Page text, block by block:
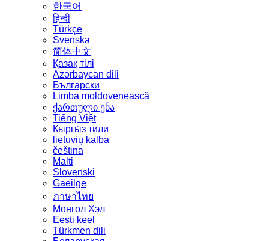
한국어
हिन्दी
Türkçe
Svenska
简体中文
Қазақ тілі
Azərbaycan dili
Български
Limba moldovenească
ქართული ენა
Tiếng Việt
Кыргы́з тили
lietuvių kalba
čeština
Malti
Slovenski
Gaeilge
ภาษาไทย
Монгол Хэл
Eesti keel
Türkmen dili